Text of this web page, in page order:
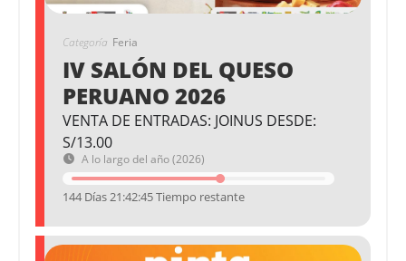
Categoría Feria
IV SALÓN DEL QUESO
PERUANO 2026
VENTA DE ENTRADAS: JOINUS DESDE:
S/13.00
A lo largo del año (2026)
144 Días 21:42:44 Tiempo restante